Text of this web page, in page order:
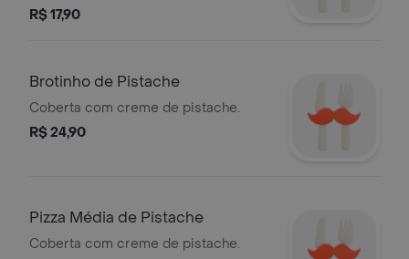
canela em versão individual.
R$ 17,90
Brotinho de Pistache
Coberta com creme de pistache.
R$ 24,90
Pizza Média de Pistache
Coberta com creme de pistache.